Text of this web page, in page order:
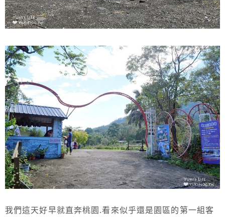
我們這天好早就直奔桃園.看來似乎還是園區的第一組客